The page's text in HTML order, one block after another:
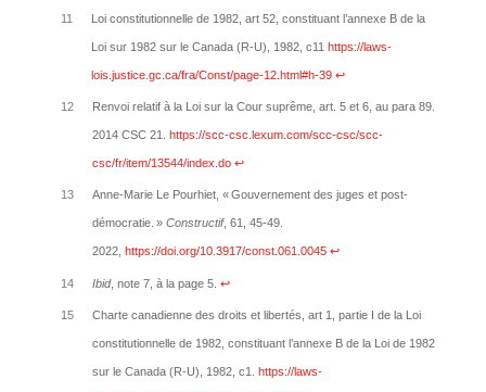
11 Loi constitutionnelle de 1982, art 52, constituant l’annexe B de la
Loi sur 1982 sur le Canada (R-U), 1982, c11 https://laws-
lois.justice.gc.ca/fra/Const/page-12.html#h-39 ↩︎
12 Renvoi relatif à la Loi sur la Cour suprême, art. 5 et 6, au para 89.
2014 CSC 21. https://scc-csc.lexum.com/scc-csc/scc-
csc/fr/item/13544/index.do ↩︎
13 Anne-Marie Le Pourhiet, « Gouvernement des juges et post-
démocratie. » Constructif, 61, 45-49.
2022, https://doi.org/10.3917/const.061.0045 ↩︎
14 Ibid, note 7, à la page 5. ↩︎
15 Charte canadienne des droits et libertés, art 1, partie I de la Loi
constitutionnelle de 1982, constituant l’annexe B de la Loi de 1982
sur le Canada (R-U), 1982, c1. https://laws-